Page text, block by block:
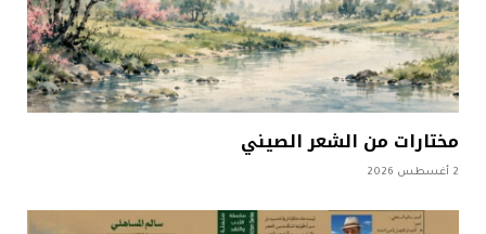
مختارات من الشعر الصيني
2 أغسطس 2026